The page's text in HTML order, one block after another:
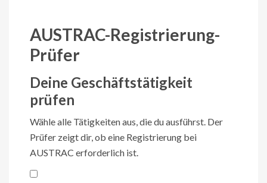
AUSTRAC-Registrierung-
Prüfer
Deine Geschäftstätigkeit
prüfen
Wähle alle Tätigkeiten aus, die du ausführst. Der
Prüfer zeigt dir, ob eine Registrierung bei
AUSTRAC erforderlich ist.